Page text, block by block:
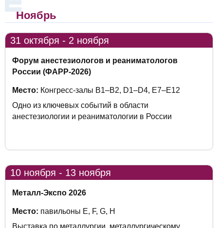
Ноябрь
31 октября - 2 ноября
Форум анестезиологов и реаниматологов
России (ФАРР-2026)
Место: Конгресс-залы B1–B2, D1–D4, Е7–Е12
Одно из ключевых событий в области
анестезиологии и реаниматологии в России
10 ноября - 13 ноября
Металл-Экспо 2026
Место: павильоны E, F, G, H
Выставка по металлургии, металлургическому